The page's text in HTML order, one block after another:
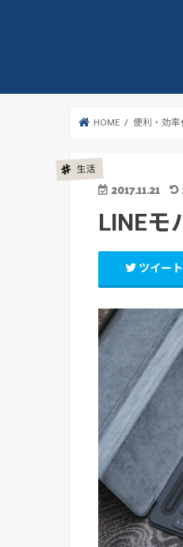
HOME
便利・効率
生活
2017.11.21
LINEモ
ツイート